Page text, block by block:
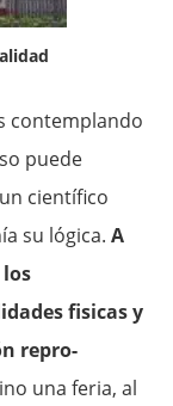
contemplando
puede
científico
su lógica.A
fisicas y
repro­
una feria, al